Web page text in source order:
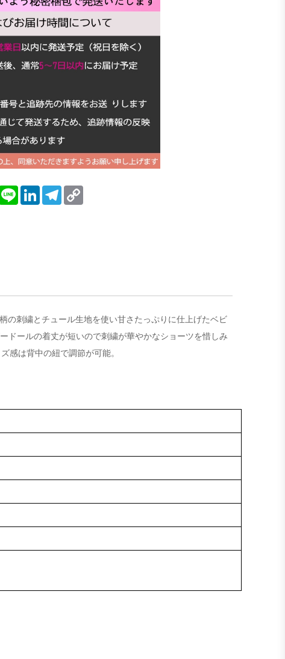
Line LinkedInTelegram
の刺繍とチュール生地を使い甘さたっぷりに仕上げたベビ
ドールの着丈が短いので刺繍が華やかなショーツを惜しみ
感は背中の紐で調節が可能。